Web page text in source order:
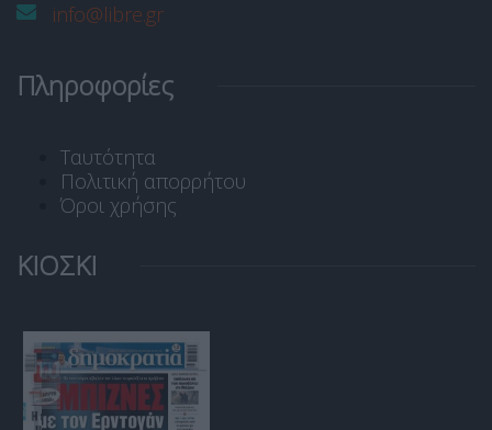
info@libre.gr
Πληροφορίες
Ταυτότητα
Πολιτική απορρήτου
Όροι χρήσης
ΚΙΟΣΚΙ